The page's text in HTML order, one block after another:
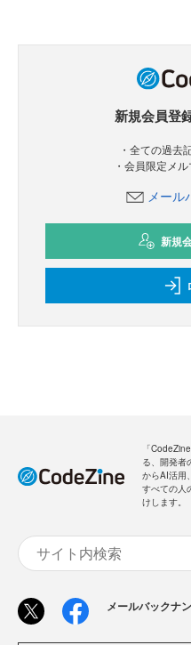
新規会員登
・全ての過去
・会員限定メ
メール
新規
「
る、開発者
からAI活用
すべての人
けします。
メールバックナ